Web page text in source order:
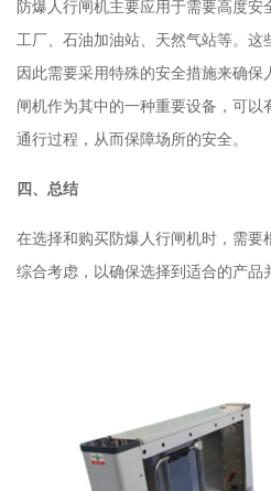
防爆人行闸机主要应用于需要高度
工厂、石油加油站、天然气站等。这
因此需要采用特殊的安全措施来确
闸机作为其中的一种重要设备，可以
通行过程，从而保障场所的安全。
四、总结
在选择和购买防爆人行闸机时，需要
综合考虑，以确保选择到适合的产品